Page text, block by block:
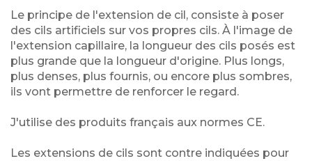
Le principe de l'extension de cil, consiste à poser
des cils artificiels sur vos propres cils. À l'image de
l'extension capillaire, la longueur des cils posés est
plus grande que la longueur d'origine. Plus longs,
plus denses, plus fournis, ou encore plus sombres,
ils vont permettre de renforcer le regard.
J'utilise des produits français aux normes CE.
Les extensions de cils sont contre indiquées pour